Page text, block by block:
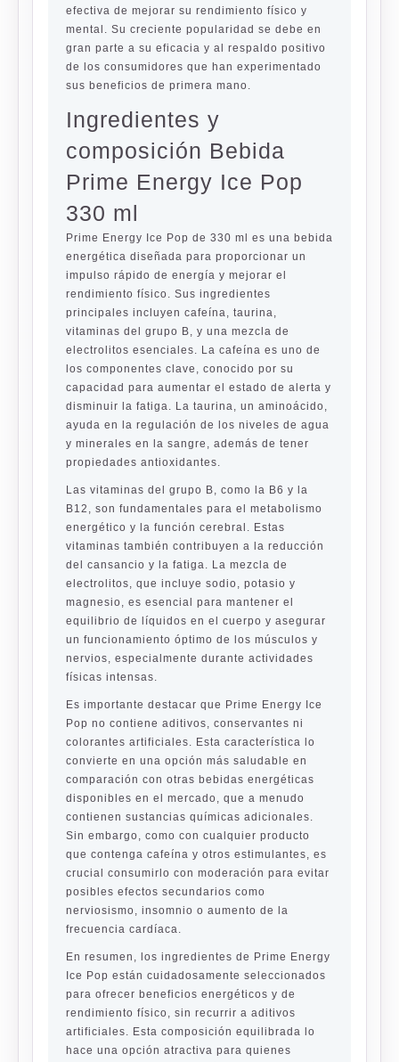
efectiva de mejorar su rendimiento físico y
mental. Su creciente popularidad se debe en
gran parte a su eficacia y al respaldo positivo
de los consumidores que han experimentado
sus beneficios de primera mano.
Ingredientes y
composición Bebida
Prime Energy Ice Pop
330 ml
Prime Energy Ice Pop de 330 ml es una bebida
energética diseñada para proporcionar un
impulso rápido de energía y mejorar el
rendimiento físico. Sus ingredientes
principales incluyen cafeína, taurina,
vitaminas del grupo B, y una mezcla de
electrolitos esenciales. La cafeína es uno de
los componentes clave, conocido por su
capacidad para aumentar el estado de alerta y
disminuir la fatiga. La taurina, un aminoácido,
ayuda en la regulación de los niveles de agua
y minerales en la sangre, además de tener
propiedades antioxidantes.
Las vitaminas del grupo B, como la B6 y la
B12, son fundamentales para el metabolismo
energético y la función cerebral. Estas
vitaminas también contribuyen a la reducción
del cansancio y la fatiga. La mezcla de
electrolitos, que incluye sodio, potasio y
magnesio, es esencial para mantener el
equilibrio de líquidos en el cuerpo y asegurar
un funcionamiento óptimo de los músculos y
nervios, especialmente durante actividades
físicas intensas.
Es importante destacar que Prime Energy Ice
Pop no contiene aditivos, conservantes ni
colorantes artificiales. Esta característica lo
convierte en una opción más saludable en
comparación con otras bebidas energéticas
disponibles en el mercado, que a menudo
contienen sustancias químicas adicionales.
Sin embargo, como con cualquier producto
que contenga cafeína y otros estimulantes, es
crucial consumirlo con moderación para evitar
posibles efectos secundarios como
nerviosismo, insomnio o aumento de la
frecuencia cardíaca.
En resumen, los ingredientes de Prime Energy
Ice Pop están cuidadosamente seleccionados
para ofrecer beneficios energéticos y de
rendimiento físico, sin recurrir a aditivos
artificiales. Esta composición equilibrada lo
hace una opción atractiva para quienes